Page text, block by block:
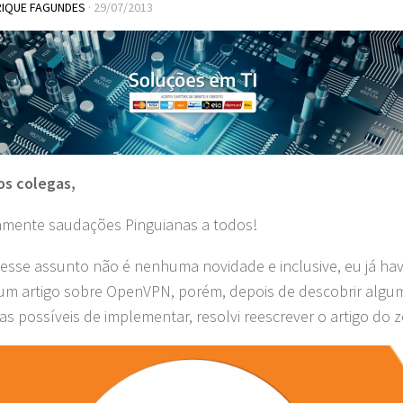
FAGUNDES · 29/07/2013
colegas,
saudações Pinguianas a todos!
assunto não é nenhuma novidade e inclusive, eu já
artigo sobre OpenVPN, porém, depois de descobrir
possíveis de implementar, resolvi reescrever o artigo do